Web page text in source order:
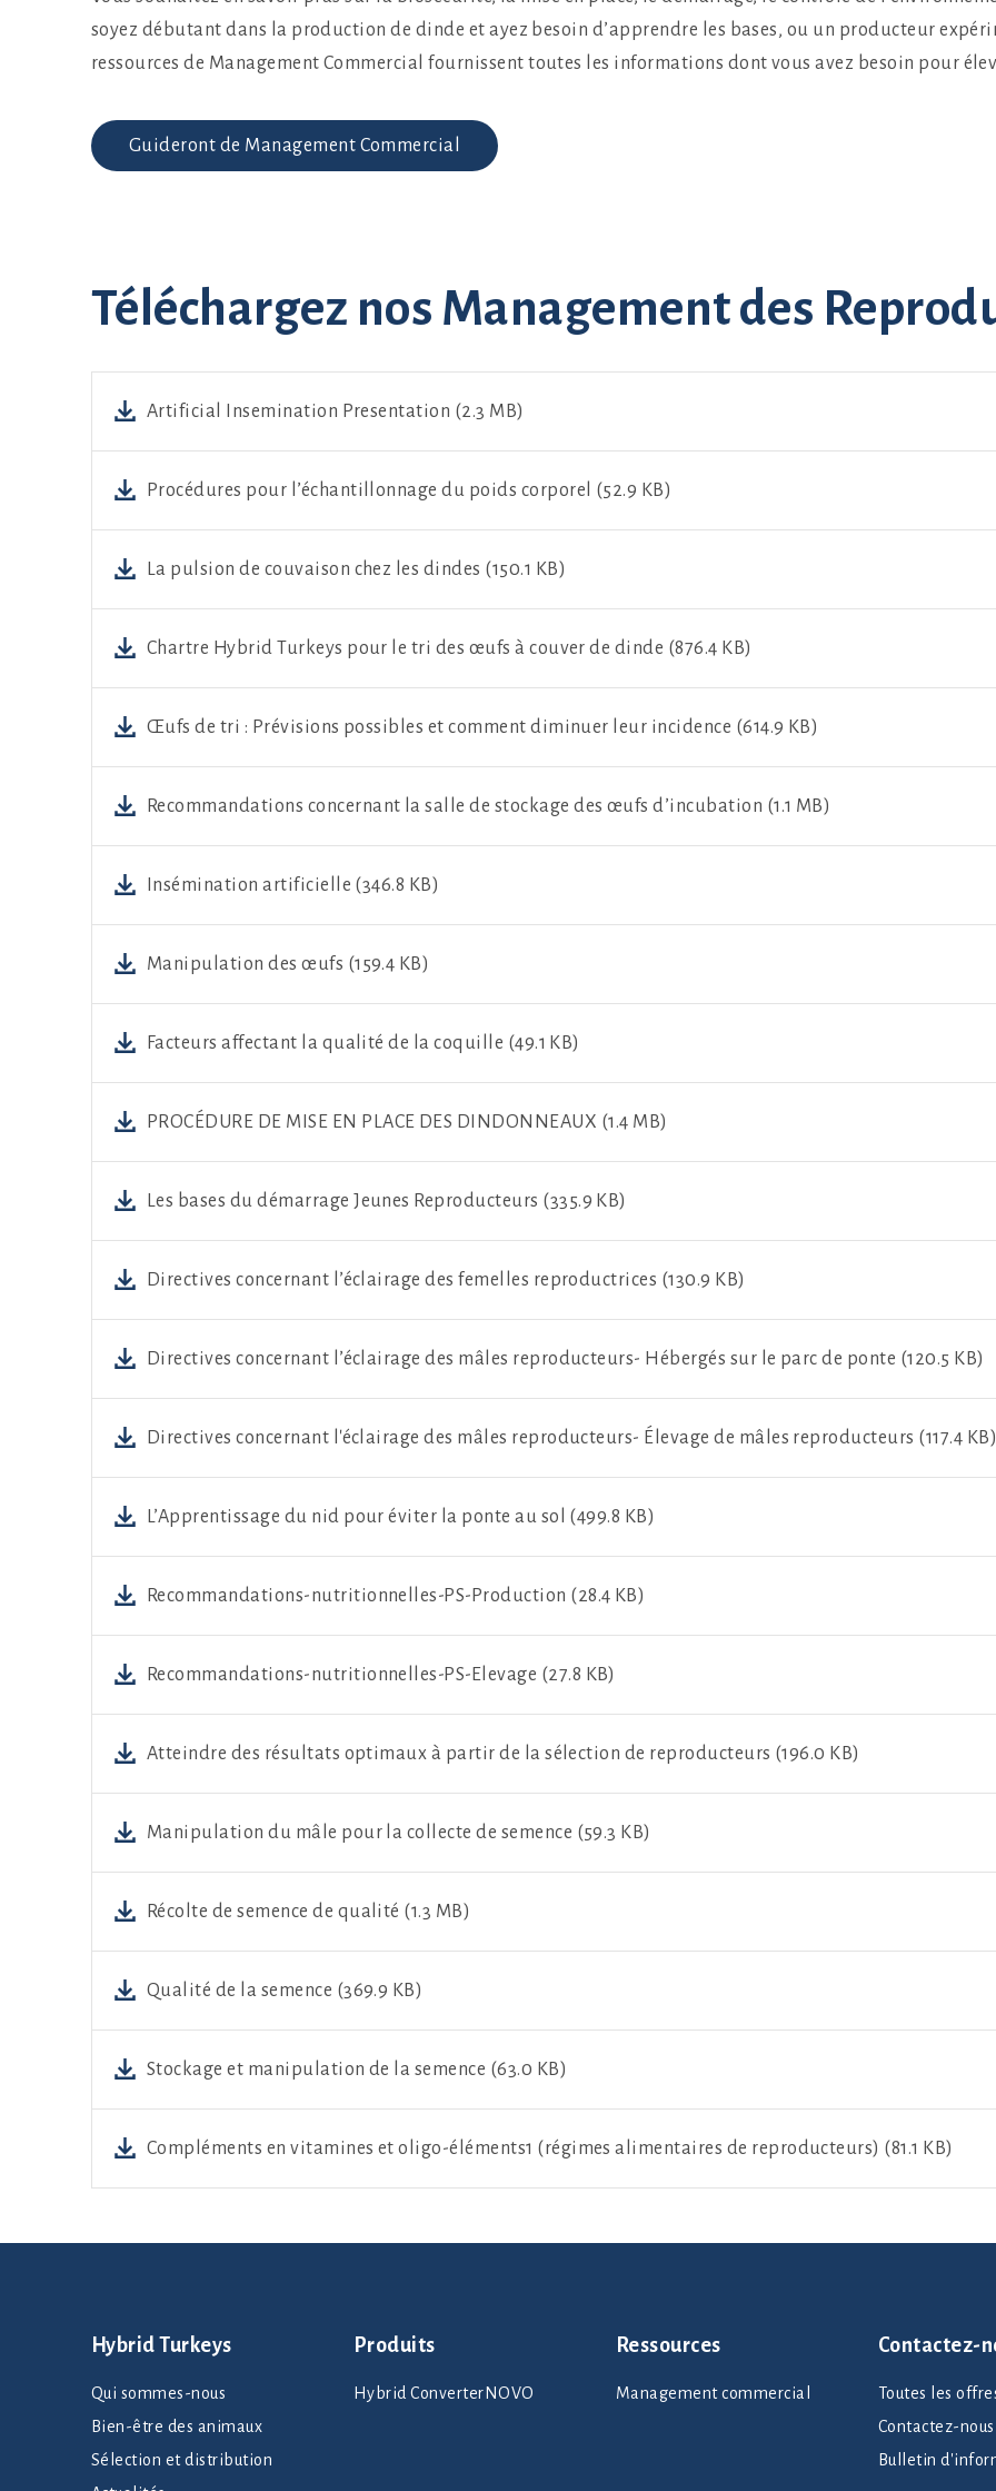
soyez débutant dans la production de dinde et ayez besoin d’apprendre les bases, ou un producteur
ressources de Management Commercial fournissent toutes les informations dont vous avez besoin pour
Guideront de Management Commercial
Téléchargez nos Management des
Artificial Insemination Presentation (2.3 MB)
Procédures pour l’échantillonnage du poids corporel (52.9 KB)
La pulsion de couvaison chez les dindes (150.1 KB)
Chartre Hybrid Turkeys pour le tri des œufs à couver de dinde (876.4 KB)
Œufs de tri : Prévisions possibles et comment diminuer leur incidence (614.9 KB)
Recommandations concernant la salle de stockage des œufs d’incubation (1.1 MB)
Insémination artificielle (346.8 KB)
Manipulation des œufs (159.4 KB)
Facteurs affectant la qualité de la coquille (49.1 KB)
PROCÉDURE DE MISE EN PLACE DES DINDONNEAUX (1.4 MB)
Les bases du démarrage Jeunes Reproducteurs (335.9 KB)
Directives concernant l’éclairage des femelles reproductrices (130.9 KB)
Directives concernant l’éclairage des mâles reproducteurs- Hébergés sur le parc de ponte (120.5 KB)
Directives concernant l'éclairage des mâles reproducteurs- Élevage de mâles reproducteurs (117.4 KB)
L’Apprentissage du nid pour éviter la ponte au sol (499.8 KB)
Recommandations-nutritionnelles-PS-Production (28.4 KB)
Recommandations-nutritionnelles-PS-Elevage (27.8 KB)
Atteindre des résultats optimaux à partir de la sélection de reproducteurs (196.0 KB)
Manipulation du mâle pour la collecte de semence (59.3 KB)
Récolte de semence de qualité (1.3 MB)
Qualité de la semence (369.9 KB)
Stockage et manipulation de la semence (63.0 KB)
Compléments en vitamines et oligo-éléments1 (régimes alimentaires de reproducteurs) (81.1 KB)
Hybrid Turkeys
Qui sommes-nous
Bien-être des animaux
Sélection et distribution
Produits
Hybrid ConverterNOVO
Ressources
Management commercial
Contactez-
Toutes les
Contactez-nous
Bulletin